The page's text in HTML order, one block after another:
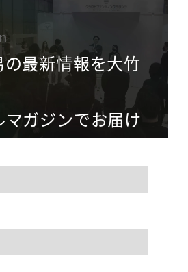
最新情報を大竹
ガジンでお届け